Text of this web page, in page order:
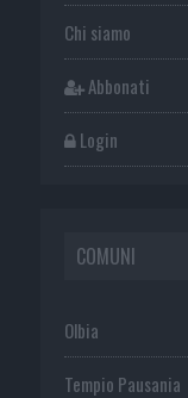
Chi siamo
Abbonati
Login
COMUNI
Olbia
Tempio Pausania